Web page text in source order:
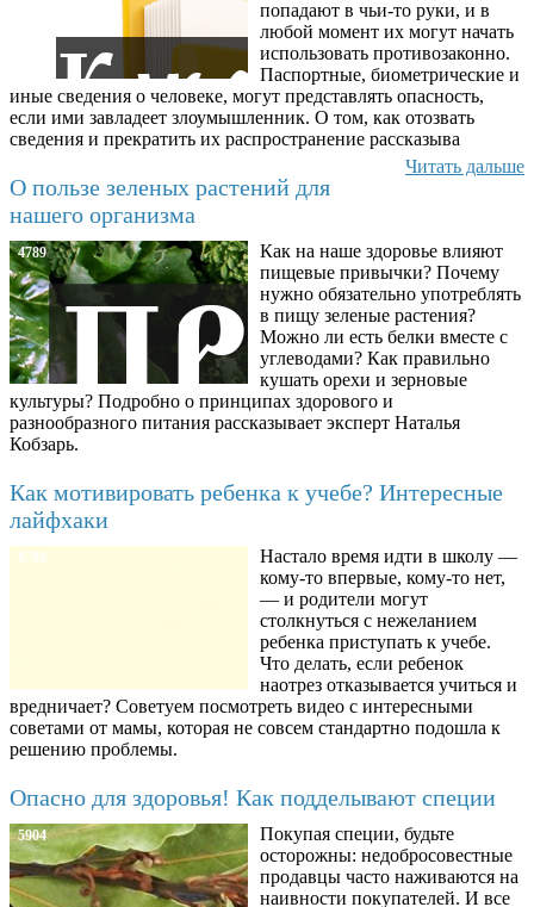
попадают в чьи-то руки, и в
любой момент их могут начать
использовать противозаконно.
Паспортные, биометрические и
иные сведения о человеке, могут представлять опасность,
если ими завладеет злоумышленник. О том, как отозвать
сведения и прекратить их распространение рассказыва
Читать дальше
О пользе зеленых растений для
нашего организма
4789
Как на наше здоровье влияют
пищевые привычки? Почему
нужно обязательно употреблять
в пищу зеленые растения?
Можно ли есть белки вместе с
углеводами? Как правильно
кушать орехи и зерновые
культуры? Подробно о принципах здорового и
разнообразного питания рассказывает эксперт Наталья
Кобзарь.
Как мотивировать ребенка к учебе? Интересные
лайфхаки
8780
Настало время идти в школу —
кому-то впервые, кому-то нет,
— и родители могут
столкнуться с нежеланием
ребенка приступать к учебе.
Что делать, если ребенок
наотрез отказывается учиться и
вредничает? Советуем посмотреть видео с интересными
советами от мамы, которая не совсем стандартно подошла к
решению проблемы.
Опасно для здоровья! Как подделывают специи
5904
Покупая специи, будьте
осторожны: недобросовестные
продавцы часто наживаются на
наивности покупателей. И все